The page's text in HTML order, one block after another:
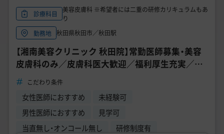
診療科目
美容皮膚科 ※希望者には二重の研修カリキュラムもあ
り
勤務地 秋田県秋田市／秋田駅
【湘南美容クリニック 秋田院】常勤医師募集・美容
皮膚科のみ／皮膚科医大歓迎／福利厚生充実／週
5日 年収 2000万円～
こだわり条件
女性医師におすすめ
未経験可
男性医師におすすめ
見学可
当直無し・オンコール無し
研修制度有